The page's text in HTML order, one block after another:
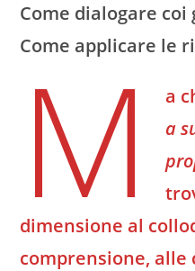
Come dialogare coi
Come applicare le
M
a
a
dimensione al
comprensione, alle